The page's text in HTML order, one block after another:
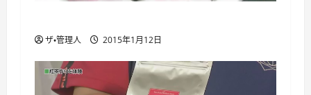
ザ・管理人 2015年1月12日